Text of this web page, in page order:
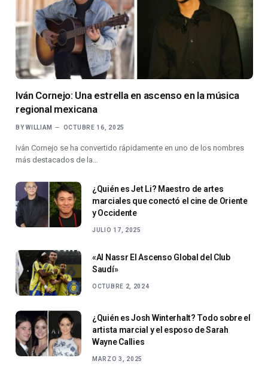
Iván Cornejo: Una estrella en ascenso en la música
regional mexicana
BY WILLIAM OCTUBRE 16, 2025
Iván Cornejo se ha convertido rápidamente en uno de los nombres
más destacados de la…
¿Quién es Jet Li? Maestro de artes
marciales que conectó el cine de Oriente
y Occidente
JULIO 17, 2025
«Al Nassr El Ascenso Global del Club
Saudí»
OCTUBRE 2, 2024
¿Quién es Josh Winterhalt? Todo sobre el
artista marcial y el esposo de Sarah
Wayne Callies
MARZO 3, 2025